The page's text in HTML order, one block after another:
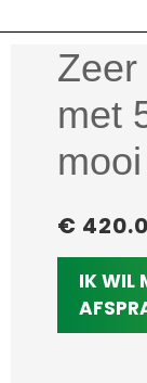
met
€
IK WIL